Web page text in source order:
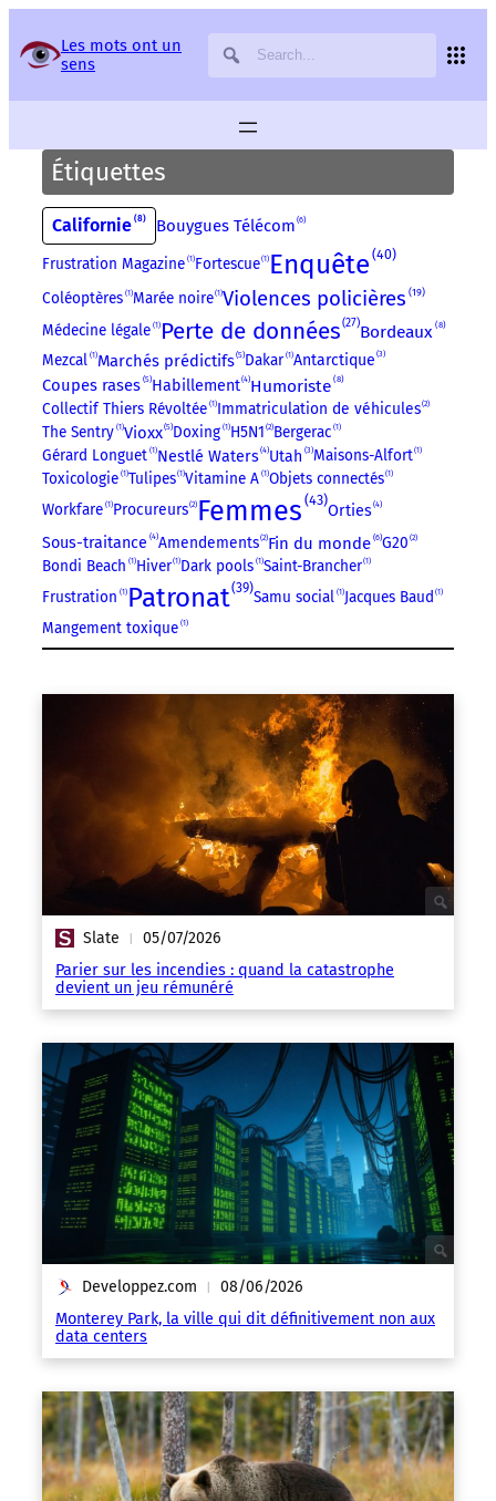
Les mots ont un
sens
Étiquettes
Californie 8 Bouygues Télécom 6
Frustration Magazine 1 Fortescue 1 Enquête 40
Coléoptères 1 Marée noire 1 Violences policières 19
Médecine légale 1 Perte de données 27 Bordeaux 8
Mezcal 1 Marchés prédictifs 5 Dakar 1 Antarctique 3
Coupes rases 5 Habillement 4 Humoriste 8
Collectif Thiers Révoltée 1 Immatriculation de véhicules 2
The Sentry 1 Vioxx 5 Doxing 1 H5N1 2 Bergerac 1
Gérard Longuet 1 Nestlé Waters 4 Utah 3 Maisons-Alfort 1
Toxicologie 1 Tulipes 1 Vitamine A 1 Objets connectés 1
Workfare 1 Procureurs 2 Femmes 43
Orties 4
Sous-traitance 4 Amendements 2 Fin du monde 6 G20 2
Bondi Beach 1 Hiver 1 Dark pools 1 Saint-Brancher 1
Frustration 1 Patronat 39 Samu social 1 Jacques Baud 1
Mangement toxique 1
Slate | 05/07/2026
Parier sur les incendies : quand la catastrophe
devient un jeu rémunéré
Developpez.com | 08/06/2026
Monterey Park, la ville qui dit définitivement non aux
data centers
Panneau de gestion des services